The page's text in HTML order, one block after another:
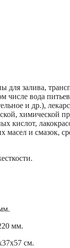
для залива,
числе вода
и др.),
химической
кислот,
масел и смазок,
мм.
см.